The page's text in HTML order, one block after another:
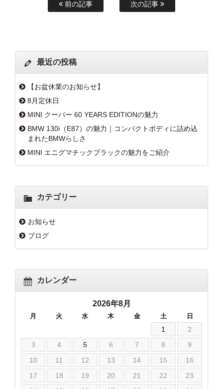
前の記事 次の記事
最近の投稿
【お盆休業のお知らせ】
8月定休日
MINI クーパー 60 YEARS EDITIONの魅力
BMW 130i（E87）の魅力｜コンパクトボディに詰め込
まれたBMWらしさ
MINI エニグマチックブラックの魅力をご紹介
カテゴリー
お知らせ
ブログ
カレンダー
2026年8月
月 火 水 木 金 土 日
1
2
3
4 5 6 7 8
9
10
11 12 13 14 15
16
17
18 19 20 21 22
23